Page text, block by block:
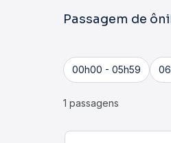
Passagem de
00h00 - 05h59
1 passagens